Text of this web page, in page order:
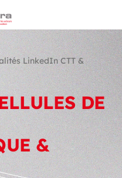
LinkedIn CTT &
DE
&